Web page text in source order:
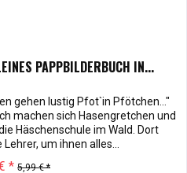
PAPPBILDERBUCH IN...
gehen lustig Pfot`in Pfötchen..."
machen sich Hasengretchen und
Häschenschule im Wald. Dort
um ihnen alles...
* 5,99 € *